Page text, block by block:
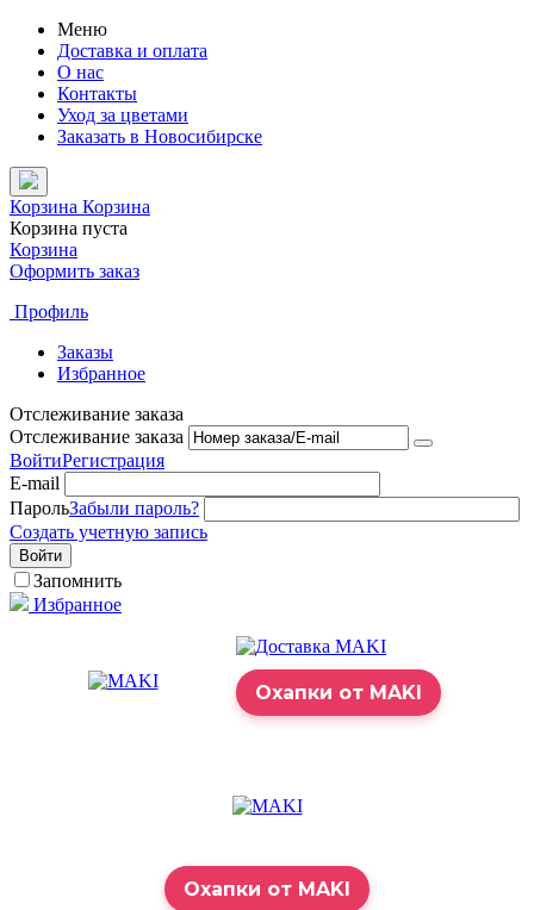
Меню
Доставка и оплата
О нас
Контакты
Уход за цветами
Заказать в Новосибирске
Корзина Корзина
Корзина пуста
Корзина
Оформить заказ
Профиль
Заказы
Избранное
Отслеживание заказа
Отслеживание заказа
ВойтиРегистрация
E-mail
ПарольЗабыли пароль?
Создать учетную запись
Войти
Запомнить
Избранное
Охапки от MAKI
Охапки от MAKI